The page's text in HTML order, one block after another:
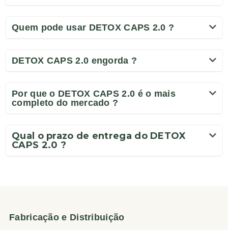
Quem pode usar DETOX CAPS 2.0 ?
DETOX CAPS 2.0 engorda ?
Por que o DETOX CAPS 2.0 é o mais
completo do mercado ?
Qual o prazo de entrega do DETOX
CAPS 2.0 ?
Fabricação e Distribuição